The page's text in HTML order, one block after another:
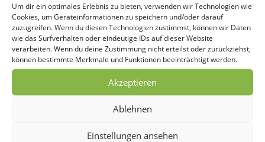
Um dir ein optimales Erlebnis zu bieten, verwenden wir Technologien wie
Cookies, um Geräteinformationen zu speichern und/oder darauf
zuzugreifen. Wenn du diesen Technologien zustimmst, können wir Daten
wie das Surfverhalten oder eindeutige IDs auf dieser Website
verarbeiten. Wenn du deine Zustimmung nicht erteilst oder zurückziehst,
können bestimmte Merkmale und Funktionen beeinträchtigt werden.
Akzeptieren
Ablehnen
Einstellungen ansehen
Technische Daten
Code Modell PS Arbeitsbreite Messer Schnitthöhe
Rotor mit Gußschlegel